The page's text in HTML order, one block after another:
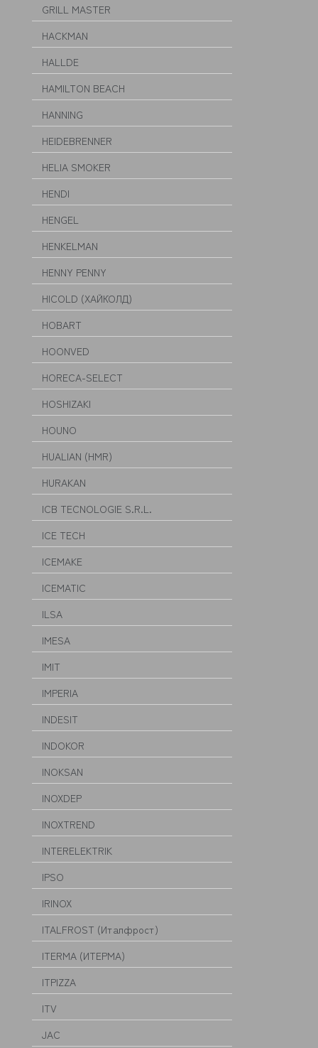
GRILL MASTER
HACKMAN
HALLDE
HAMILTON BEACH
HANNING
HEIDEBRENNER
HELIA SMOKER
HENDI
HENGEL
HENKELMAN
HENNY PENNY
HICOLD (ХАЙКОЛД)
HOBART
HOONVED
HORECA-SELECT
HOSHIZAKI
HOUNO
HUALIAN (HMR)
HURAKAN
ICB TECNOLOGIE S.R.L.
ICE TECH
ICEMAKE
ICEMATIC
ILSA
IMESA
IMIT
IMPERIA
INDESIT
INDOKOR
INOKSAN
INOXDEP
INOXTREND
INTERELEKTRIK
IPSO
IRINOX
ITALFROST (Италфрост)
ITERMA (ИТЕРМА)
ITPIZZA
ITV
JAC